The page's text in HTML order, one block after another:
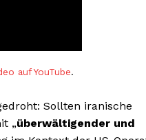
auf YouTube.
Sollten iranische
„überwältigender und